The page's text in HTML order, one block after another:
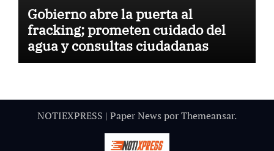
Gobierno abre la puerta al
fracking; prometen cuidado del
agua y consultas ciudadanas
NOTIEXPRESS | Paper News porThemeansar.